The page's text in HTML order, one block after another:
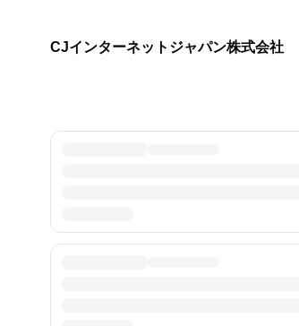
CJインターネットジャパン株式会社